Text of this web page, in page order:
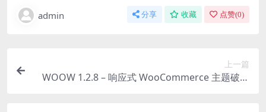
admin 分享 收藏 点赞(0)
上一篇
WOOW 1.2.8 – 响应式 WooCommerce 主题破解